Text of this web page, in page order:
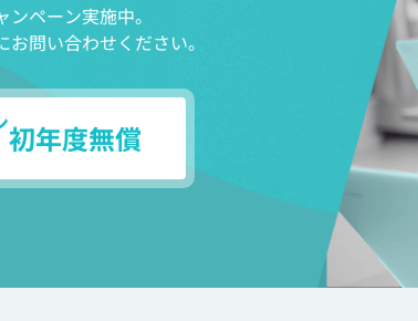
ペーン実施中。
問い合わせください。
初年度無償